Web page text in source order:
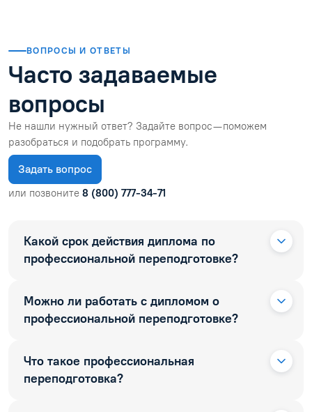
ВОПРОСЫ И ОТВЕТЫ
Часто задаваемые
вопросы
Не нашли нужный ответ? Задайте вопрос — поможем
разобраться и подобрать программу.
Задать вопрос
или позвоните 8 (800) 777-34-71
Какой срок действия диплома по
профессиональной переподготовке?
Можно ли работать с дипломом о
профессиональной переподготовке?
Что такое профессиональная
переподготовка?